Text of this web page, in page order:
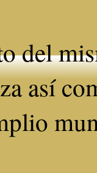
del
así